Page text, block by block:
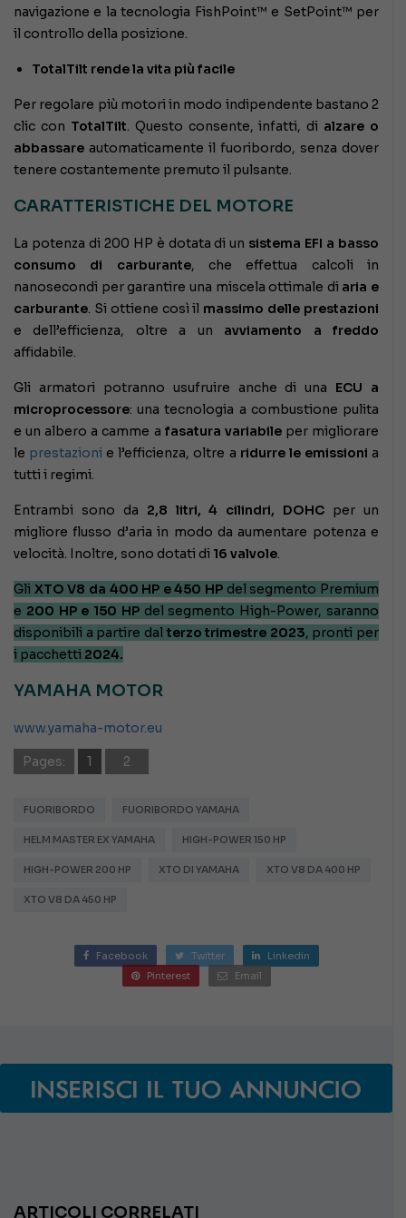
navigazione e la tecnologia FishPoint™ e SetPoint™ per
il controllo della posizione.
TotalTilt rende la vita più facile
Per regolare più motori in modo indipendente bastano 2
clic con TotalTilt. Questo consente, infatti, di alzare o
abbassare automaticamente il fuoribordo, senza dover
tenere costantemente premuto il pulsante.
CARATTERISTICHE DEL MOTORE
La potenza di 200 HP è dotata di un sistema EFI a basso
consumo di carburante, che effettua calcoli in
nanosecondi per garantire una miscela ottimale di aria e
carburante. Si ottiene così il massimo delle prestazioni
e dell’efficienza, oltre a un avviamento a freddo
affidabile.
Gli armatori potranno usufruire anche di una ECU a
microprocessore: una tecnologia a combustione pulita
e un albero a camme a fasatura variabileper migliorare
le prestazioni e l’efficienza, oltre a ridurre le emissioni a
tutti i regimi.
Entrambi sono da 2,8 litri, 4 cilindri, DOHC per un
migliore flusso d’aria in modo da aumentare potenza e
velocità. Inoltre, sono dotati di 16 valvole.
Gli XTO V8 da 400 HP e 450 HP del segmento Premium
e 200 HP e 150 HPdel segmento High-Power, saranno
disponibili a partire dal terzo trimestre 2023, pronti per
i pacchetti 2024.
YAMAHA MOTOR
www.yamaha-motor.eu
Pages: 1 2
FUORIBORDO FUORIBORDO YAMAHA
HELM MASTER EX YAMAHA HIGH-POWER 150 HP
HIGH-POWER 200 HP XTO DI YAMAHA XTO V8 DA 400 HP
XTO V8 DA 450 HP
Facebook Twitter
Linkedin
Pinterest
Email
ARTICOLI CORRELATI